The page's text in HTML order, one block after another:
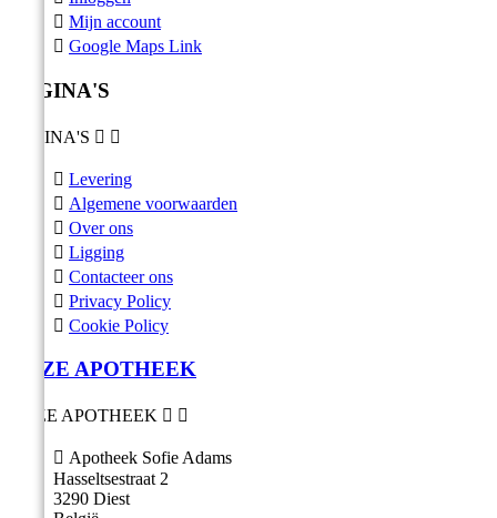
 Mijn account
 Google Maps Link
PAGINA'S
PAGINA'S  
 Levering
 Algemene voorwaarden
 Over ons
 Ligging
 Contacteer ons
 Privacy Policy
 Cookie Policy
ONZE APOTHEEK
ONZE APOTHEEK  
 Apotheek Sofie Adams
Hasseltsestraat 2
3290 Diest